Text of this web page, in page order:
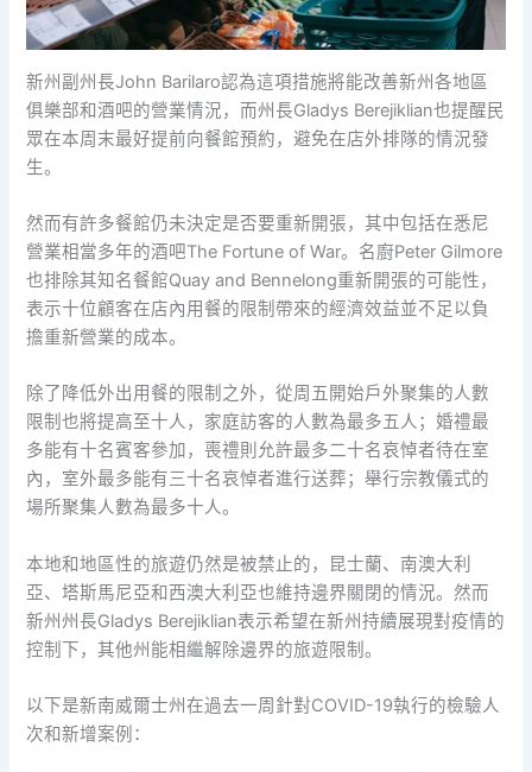
新州副州長John Barilaro認為這項措施將能改善新州各地區
俱樂部和酒吧的營業情況，而州長Gladys Berejiklian也提醒民
眾在本周末最好提前向餐館預約，避免在店外排隊的情況發
生。
然而有許多餐館仍未決定是否要重新開張，其中包括在悉尼
營業相當多年的酒吧The Fortune of War。名廚Peter Gilmore
也排除其知名餐館Quay and Bennelong重新開張的可能性，
表示十位顧客在店內用餐的限制帶來的經濟效益並不足以負
擔重新營業的成本。
除了降低外出用餐的限制之外，從周五開始戶外聚集的人數
限制也將提高至十人，家庭訪客的人數為最多五人；婚禮最
多能有十名賓客參加，喪禮則允許最多二十名哀悼者待在室
內，室外最多能有三十名哀悼者進行送葬；舉行宗教儀式的
場所聚集人數為最多十人。
本地和地區性的旅遊仍然是被禁止的，昆士蘭、南澳大利
亞、塔斯馬尼亞和西澳大利亞也維持邊界關閉的情況。然而
新州州長Gladys Berejiklian表示希望在新州持續展現對疫情的
控制下，其他州能相繼解除邊界的旅遊限制。
以下是新南威爾士州在過去一周針對COVID-19執行的檢驗人
次和新增案例：